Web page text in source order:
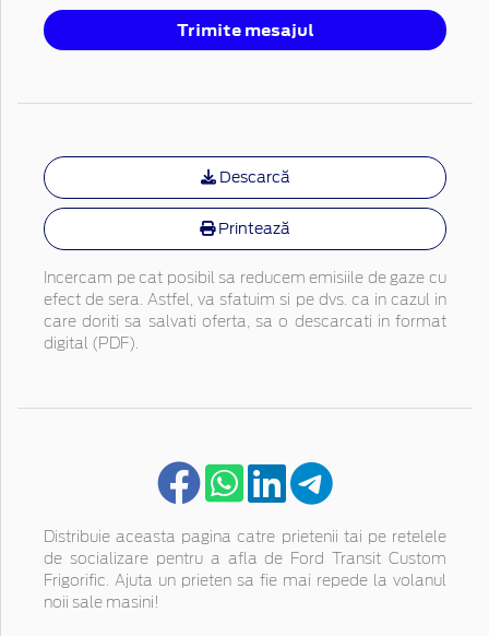
Trimite mesajul
Descarcă
Printează
Incercam pe cat posibil sa reducem emisiile de gaze cu
efect de sera. Astfel, va sfatuim si pe dvs. ca in cazul in
care doriti sa salvati oferta, sa o descarcati in format
digital (PDF).
Distribuie aceasta pagina catre prietenii tai pe retelele
de socializare pentru a afla de Ford Transit Custom
Frigorific. Ajuta un prieten sa fie mai repede la volanul
noii sale masini!